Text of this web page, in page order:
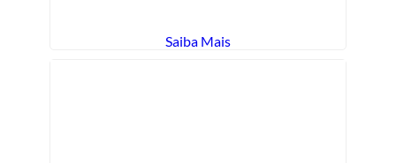
Saiba Mais